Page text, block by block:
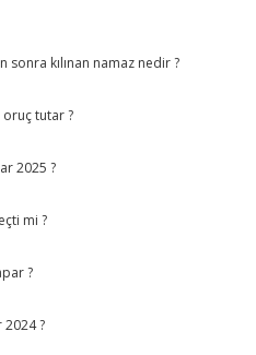
sonra kılınan namaz nedir ?
oruç tutar ?
2025 ?
mi ?
?
2024 ?